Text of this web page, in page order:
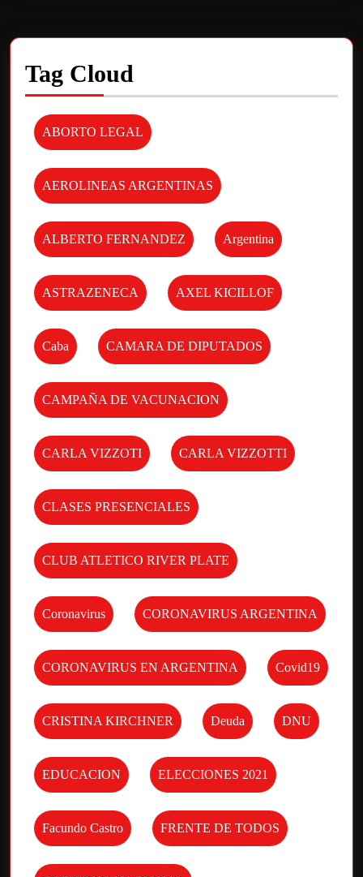
Tag Cloud
ABORTO LEGAL
AEROLINEAS ARGENTINAS
ALBERTO FERNANDEZ Argentina
ASTRAZENECA AXEL KICILLOF
Caba CAMARA DE DIPUTADOS
CAMPAÑA DE VACUNACION
CARLA VIZZOTI CARLA VIZZOTTI
CLASES PRESENCIALES
CLUB ATLETICO RIVER PLATE
Coronavirus CORONAVIRUS ARGENTINA
CORONAVIRUS EN ARGENTINA Covid19
CRISTINA KIRCHNER Deuda DNU
EDUCACION ELECCIONES 2021
Facundo Castro FRENTE DE TODOS